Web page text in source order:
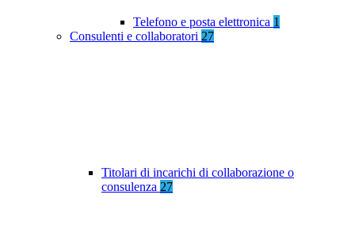
Telefono e posta elettronica 1
Consulenti e collaboratori 27
Titolari di incarichi di collaborazione o
consulenza 27